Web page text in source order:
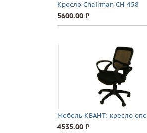
Кресло Chairman CH 458
5600.00 ⃏
Мебель КВАНТ: кресло
4535.00 ⃏